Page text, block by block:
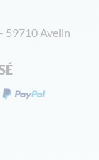
59710 Avelin